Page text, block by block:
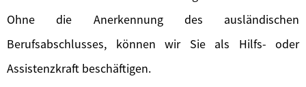
Ohne die Anerkennung des ausländischen
Berufsabschlusses, können wir Sie als Hilfs- oder
Assistenzkraft beschäftigen.